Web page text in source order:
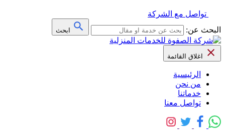
تواصل مع الشركة
البحث عن:
ابحث
اغلاق القائمة
الرئيسية
من نحن
خدماتنا
تواصل معنا